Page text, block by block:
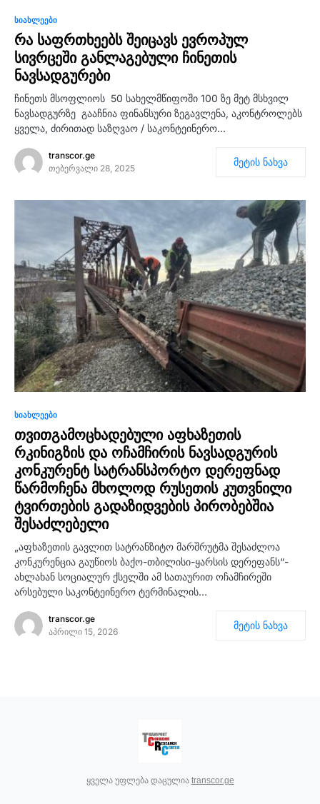
ᲡᲘᲐᲮᲚᲔᲔᲑᲘ
რა საფრთხეებს შეიცავს ევროპულ
სივრცეში განლაგებული ჩინეთის
ნავსადგურები
ჩინეთს მსოფლიოს 50 სახელმწიფოში 100 ზე მეტ მსხვილ
ნავსადგურზე გააჩნია ფინანსური ზეგავლენა, აკონტროლებს
ყველა, ძირითად საზღვაო / საკონტეინერო…
transcor.ge
თებერვალი 28, 2025
მეტის ნახვა
ᲡᲘᲐᲮᲚᲔᲔᲑᲘ
თვითგამოცხადებული აფხაზეთის
რკინიგზის და ოჩამჩირის ნავსადგურის
კონკურენტ სატრანსპორტო დერეფნად
წარმოჩენა მხოლოდ რუსეთის კუთვნილი
ტვირთების გადაზიდვების პირობებშია
შესაძლებელი
„აფხაზეთის გავლით სატრანზიტო მარშრუტმა შესაძლოა
კონკურენცია გაუწიოს ბაქო-თბილისი-ყარსის დერეფანს“-
ახლახან სოციალურ ქსელში ამ სათაურით ოჩამჩირეში
არსებული საკონტეინერო ტერმინალის…
transcor.ge
აპრილი 15, 2026
მეტის ნახვა
ყველა უფლება დაცულია transcor.ge